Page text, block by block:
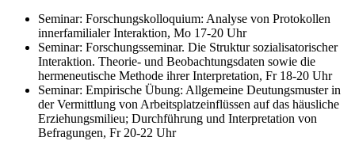
Seminar: Forschungskolloquium: Analyse von Protokollen
innerfamilialer Interaktion, Mo 17-20 Uhr
Seminar: Forschungsseminar. Die Struktur sozialisatorischer
Interaktion. Theorie- und Beobachtungsdaten sowie die
hermeneutische Methode ihrer Interpretation, Fr 18-20 Uhr
Seminar: Empirische Übung: Allgemeine Deutungsmuster in
der Vermittlung von Arbeitsplatzeinflüssen auf das häusliche
Erziehungsmilieu; Durchführung und Interpretation von
Befragungen, Fr 20-22 Uhr